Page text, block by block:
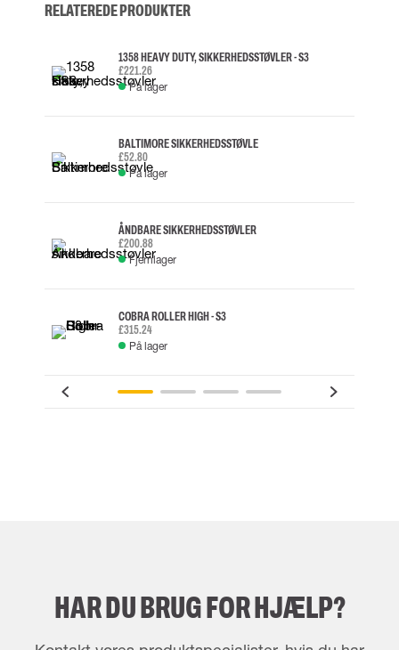
RELATEREDE PRODUKTER
1358 HEAVY DUTY, SIKKERHEDSSTØVLER - S3
£221.26
På lager
BALTIMORE SIKKERHEDSSTØVLE
£52.80
På lager
ÅNDBARE SIKKERHEDSSTØVLER
£200.88
Fjernlager
COBRA ROLLER HIGH - S3
£315.24
På lager
HAR DU BRUG FOR HJÆLP?